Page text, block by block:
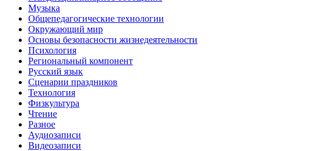
Музыка
Общепедагогические технологии
Окружающий мир
Основы безопасности жизнедеятельности
Психология
Региональный компонент
Русский язык
Сценарии праздников
Технология
Физкультура
Чтение
Разное
Аудиозаписи
Видеозаписи